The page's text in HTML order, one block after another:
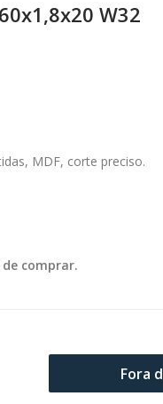
W32
MDF, corte preciso.
comprar.
Fora